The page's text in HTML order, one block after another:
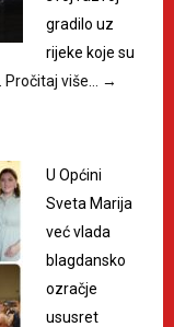
gradilo uz
rijeke koje su
Pročitaj više… →
U Općini
Sveta Marija
već vlada
blagdansko
ozračje
ususret